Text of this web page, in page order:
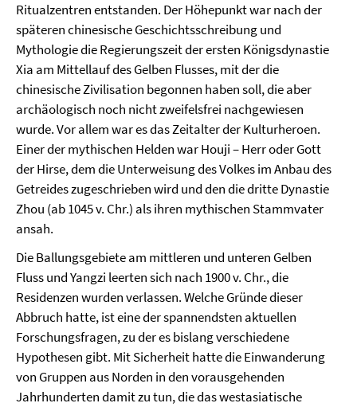
Ritualzentren entstanden. Der Höhepunkt war nach der
späteren chinesische Geschichtsschreibung und
Mythologie die Regierungszeit der ersten Königsdynastie
Xia am Mittellauf des Gelben Flusses, mit der die
chinesische Zivilisation begonnen haben soll, die aber
archäologisch noch nicht zweifelsfrei nachgewiesen
wurde. Vor allem war es das Zeitalter der Kulturheroen.
Einer der mythischen Helden war Houji – Herr oder Gott
der Hirse, dem die Unterweisung des Volkes im Anbau des
Getreides zugeschrieben wird und den die dritte Dynastie
Zhou (ab 1045 v. Chr.) als ihren mythischen Stammvater
ansah.
Die Ballungsgebiete am mittleren und unteren Gelben
Fluss und Yangzi leerten sich nach 1900 v. Chr., die
Residenzen wurden verlassen. Welche Gründe dieser
Abbruch hatte, ist eine der spannendsten aktuellen
Forschungsfragen, zu der es bislang verschiedene
Hypothesen gibt. Mit Sicherheit hatte die Einwanderung
von Gruppen aus Norden in den vorausgehenden
Jahrhunderten damit zu tun, die das westasiatische